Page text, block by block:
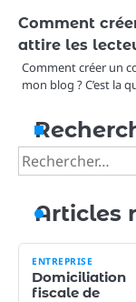
Comment
attire les
Comment créer un
mon blog ? C’est la
Rechercher :
Articles
ENTREPRISE
Domiciliation
fiscale de